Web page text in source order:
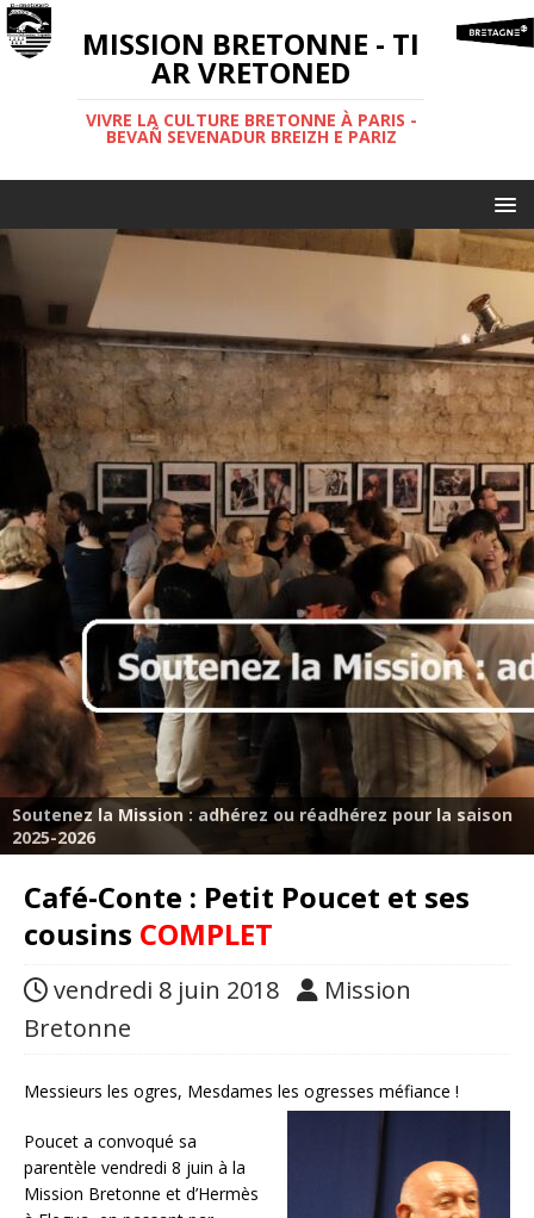
MISSION BRETONNE - TI
AR VRETONED
VIVRE LA CULTURE BRETONNE À PARIS -
BEVAÑ SEVENADUR BREIZH E PARIZ
Soutenez la Mission : adhérez ou réadhérez pour la saison
2025-2026
Café-Conte : Petit Poucet et ses
cousins COMPLET
vendredi 8 juin 2018
Mission
Bretonne
Messieurs les ogres, Mesdames les ogresses méfiance !
Poucet a convoqué sa
parentèle vendredi 8 juin à la
Mission Bretonne et d’Hermès